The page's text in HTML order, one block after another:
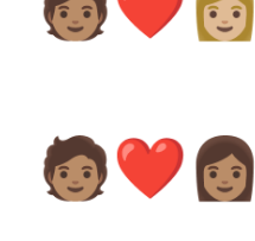
🧑🏽‍❤️‍👩🏽